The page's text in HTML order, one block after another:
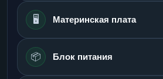
🖥️ Материнская плата
📦 Блок питания